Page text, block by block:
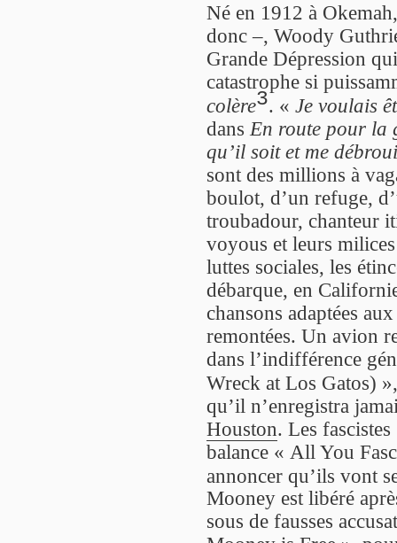
Né en 1912 à
donc –, Woody
Grande Dépression
catastrophe si
colère3. « Je voulais
dans En route pour la
qu’il soit et me
sont des millions à
boulot, d’un refuge,
troubadour, chanteur
voyous et leurs
luttes sociales, les
débarque, en
chansons adaptées
remontées. Un avion
dans l’indifférence
Wreck at Los Gatos)
qu’il n’enregistra
Houston. Les
balance « All You
annoncer qu’ils vont
Mooney est libéré
sous de fausses